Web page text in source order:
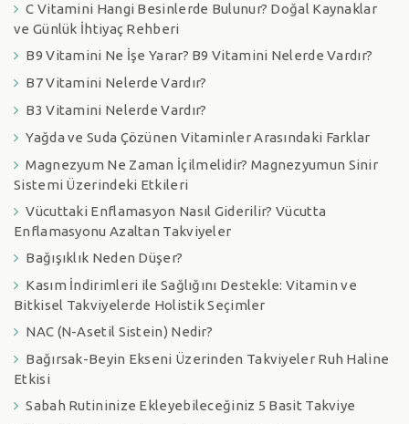
C Vitamini Hangi Besinlerde Bulunur? Doğal Kaynaklar
ve Günlük İhtiyaç Rehberi
B9 Vitamini Ne İşe Yarar? B9 Vitamini Nelerde Vardır?
B7 Vitamini Nelerde Vardır?
B3 Vitamini Nelerde Vardır?
Yağda ve Suda Çözünen Vitaminler Arasındaki Farklar
Magnezyum Ne Zaman İçilmelidir? Magnezyumun Sinir
Sistemi Üzerindeki Etkileri
Vücuttaki Enflamasyon Nasıl Giderilir? Vücutta
Enflamasyonu Azaltan Takviyeler
Bağışıklık Neden Düşer?
Kasım İndirimleri ile Sağlığını Destekle: Vitamin ve
Bitkisel Takviyelerde Holistik Seçimler
NAC (N-Asetil Sistein) Nedir?
Bağırsak-Beyin Ekseni Üzerinden Takviyeler Ruh Haline
Etkisi
Sabah Rutininize Ekleyebileceğiniz 5 Basit Takviye